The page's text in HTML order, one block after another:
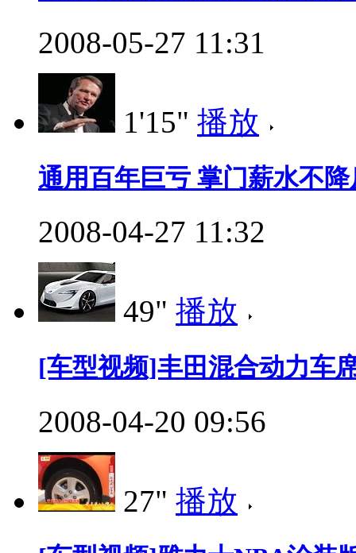
2008-05-27 11:31
1'15" 播放
通用百年巨亏 掌门薪水不
2008-04-27 11:32
49" 播放
[车型视频]丰田混合动力车
2008-04-20 09:56
27" 播放